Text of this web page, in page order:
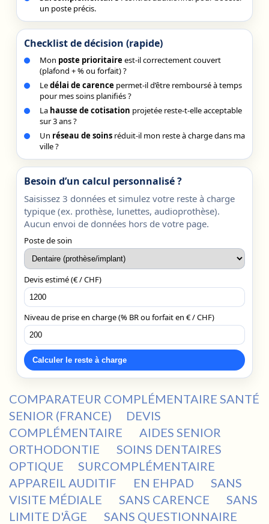
COMPARATEUR COMPLÉMENTAIRE SANTÉ
SENIOR (FRANCE)
DEVIS
COMPLÉMENTAIRE
AIDES SENIOR
ORTHODONTIE
SOINS DENTAIRES
OPTIQUE
SURCOMPLÉMENTAIRE
APPAREIL AUDITIF
EN EHPAD
SANS
VISITE MÉDIALE
SANS CARENCE
SANS
LIMITE D'ÂGE
SANS QUESTIONNAIRE